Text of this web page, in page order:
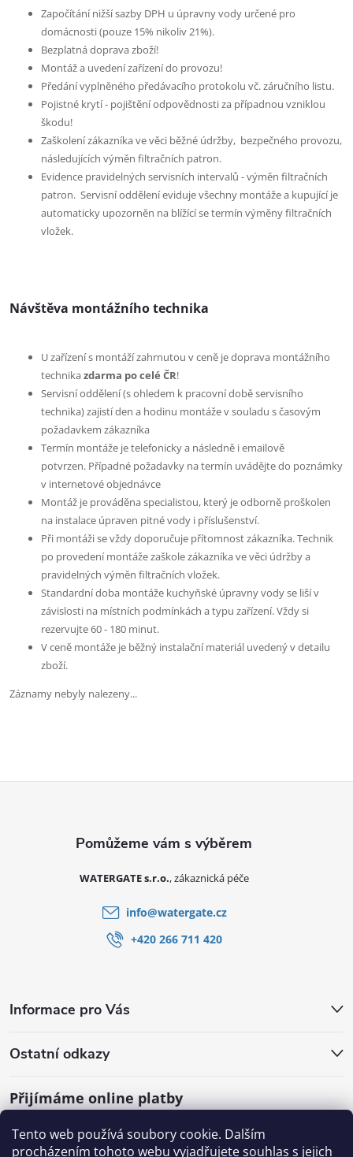
Tento web používá soubory cookie. Dalším
procházením tohoto webu vyjadřujete souhlas s jejich
Započítání nižší sazby DPH u úpravny vody určené pro
domácnosti (pouze 15% nikoliv 21%).
Bezplatná doprava zboží!
Montáž a uvedení zařízení do provozu!
Předání vyplněného předávacího protokolu vč. záručního listu.
Pojistné krytí - pojištění odpovědnosti za případnou vzniklou
škodu!
Zaškolení zákazníka ve věci běžné údržby, bezpečného provozu,
následujících výměn filtračních patron.
Evidence pravidelných servisních intervalů - výměn filtračních
patron. Servisní oddělení eviduje všechny montáže a kupující je
automaticky upozorněn na blížící se termín výměny filtračních
vložek.
Návštěva montážního technika
U zařízení s montáží zahrnutou v ceně je doprava montážního
technikazdarma po celé ČR!
Servisní oddělení (s ohledem k pracovní době servisního
technika) zajistí den a hodinu montáže v souladu s časovým
požadavkem zákazníka
Termín montáže je telefonicky a následně i emailově
potvrzen. Případné požadavky na termín uvádějte do poznámky
v internetové objednávce
Montáž je prováděna specialistou, který je odborně proškolen
na instalace úpraven pitné vody i příslušenství.
Při montáži se vždy doporučuje přítomnost zákazníka. Technik
po provedení montáže zaškole zákazníka ve věci údržby a
pravidelných výměn filtračních vložek.
Standardní doba montáže kuchyňské úpravny vody se liší v
závislosti na místních podmínkách a typu zařízení. Vždy si
rezervujte 60 - 180 minut.
V ceně montáže je běžný instalační materiál uvedený v detailu
zboží.
Záznamy nebyly nalezeny...
Informace pro Vás
Ostatní odkazy
Přijímáme online platby
WATERGATE s.r.o.
info@watergate.cz
+420 266 711 420